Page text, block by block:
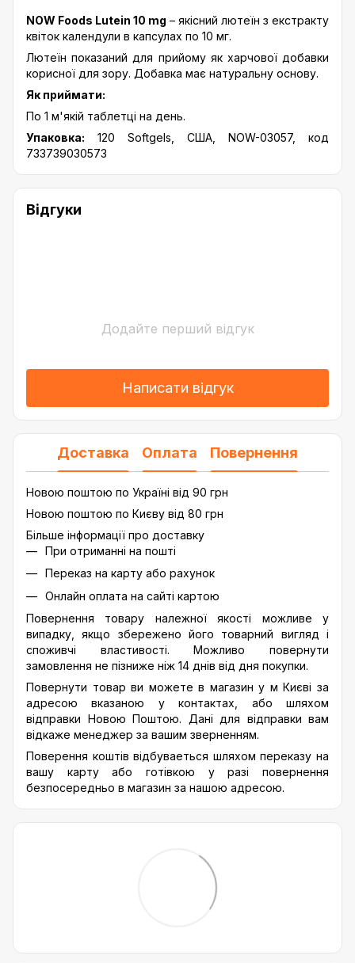
NOW Foods Lutein 10 mg – якісний лютеїн з екстракту
квіток календули в капсулах по 10 мг.
Лютеїн показаний для прийому як харчової добавки
корисної для зору. Добавка має натуральну основу.
Як приймати:
По 1 м'якій таблетці на день.
Упаковка: 120 Softgels, США, NOW-03057, код
733739030573
Відгуки
Додайте перший відгук
Написати відгук
Доставка Оплата Повернення
Новою поштою по Україні від 90 грн
Новою поштою по Києву від 80 грн
Більше інформації про доставку
При отриманні на пошті
Переказ на карту або рахунок
Онлайн оплата на сайті картою
Повернення товару належної якості можливе у
випадку, якщо збережено його товарний вигляд і
споживчі властивості. Можливо повернути
замовлення не пізниже ніж 14 днів від дня покупки.
Повернути товар ви можете в магазин у м Києві за
адресою вказаною у контактах, або шляхом
відправки Новою Поштою. Дані для відправки вам
відкаже менеджер за вашим зверненням.
Поверення коштів відбуваеться шляхом переказу на
вашу карту або готівкою у разі повернення
безпосередньо в магазин за нашою адресою.